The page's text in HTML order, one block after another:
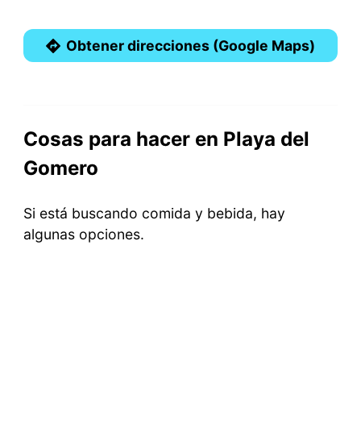
Obtener direcciones (Google Maps)
Cosas para hacer en Playa del
Gomero
Si está buscando comida y bebida, hay
algunas opciones.